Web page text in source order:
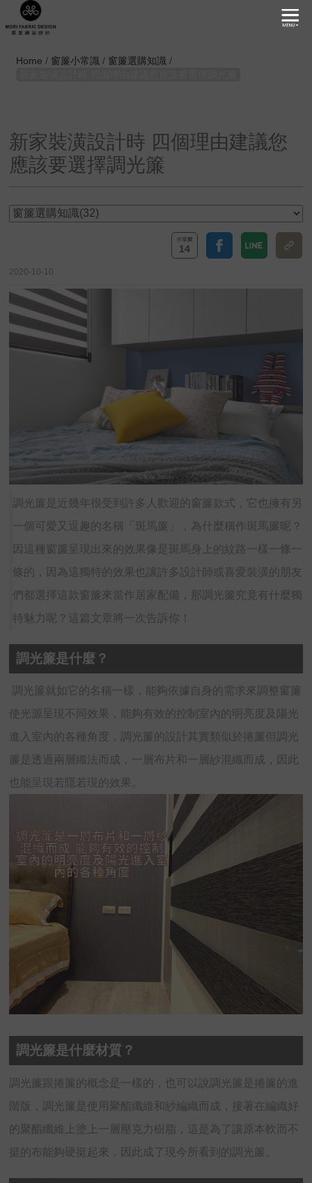
.
Home / 窗簾小常識 / 窗簾選購知識 /
新家裝潢設計時 四個理由建議您
應該要選擇調光簾
14
2020-10-10
調光簾是近幾年很受到許多人歡迎的窗簾款式，它也擁有另
一個可愛又逗趣的名稱「斑馬簾」，為什麼稱作斑馬簾呢？
因這種窗簾呈現出來的效果像是斑馬身上的紋路一樣一條一
條的，因為這獨特的效果也讓許多設計師或喜愛裝潢的朋友
們都選擇這款窗簾來當作居家配備，那調光簾究竟有什麼獨
特魅力呢？這篇文章將一次告訴你！
調光簾是什麼？
調光簾就如它的名稱一樣，能夠依據自身的需求來調整窗簾
使光源呈現不同效果，能夠有效的控制室內的明亮度及陽光
進入室內的各種角度，調光簾的設計其實類似於捲簾但調光
簾是透過兩層織法而成，一層布片和一層紗混織而成，因此
也能呈現若隱若現的效果。
調光簾是什麼材質？
調光簾跟捲簾的概念是一樣的，也可以說調光簾是捲簾的進
階版，調光簾是使用聚酯纖維和紗編織而成，接著在編織好
的聚酯纖維上塗上一層壓克力樹脂，這是為了讓原本軟而不
挺的布能夠硬挺起來，因此成了現今所看到的調光簾。